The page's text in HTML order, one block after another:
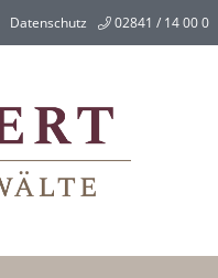
Datenschutz 02841 / 14 00 0